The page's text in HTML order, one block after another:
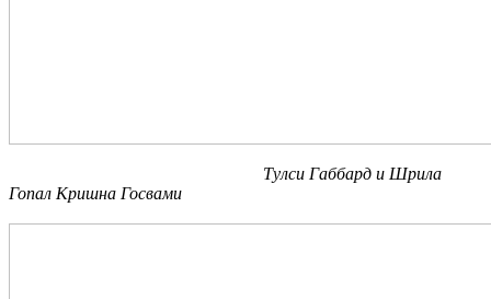
Тулси Габбард и Шрила
Гопал Кришна Госвами